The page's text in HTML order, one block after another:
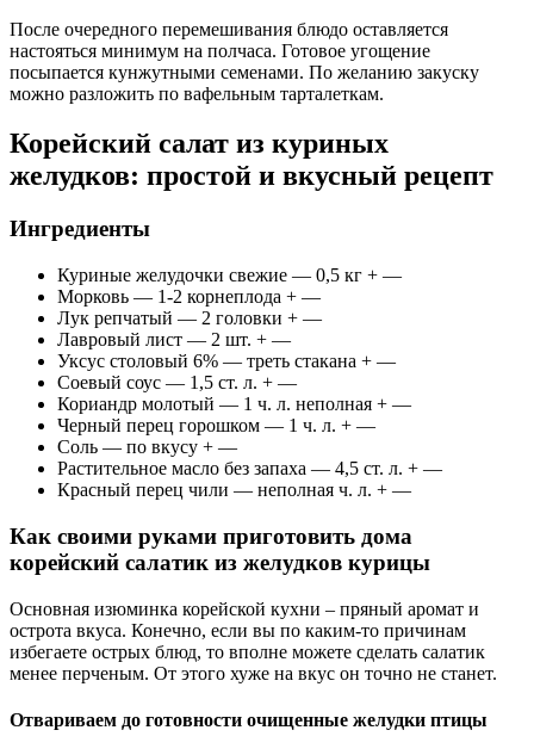
После очередного перемешивания блюдо оставляется
настояться минимум на полчаса. Готовое угощение
посыпается кунжутными семенами. По желанию закуску
можно разложить по вафельным тарталеткам.
Корейский салат из куриных
желудков: простой и вкусный рецепт
Ингредиенты
Куриные желудочки свежие — 0,5 кг + —
Морковь — 1-2 корнеплода + —
Лук репчатый — 2 головки + —
Лавровый лист — 2 шт. + —
Уксус столовый 6% — треть стакана + —
Соевый соус — 1,5 ст. л. + —
Кориандр молотый — 1 ч. л. неполная + —
Черный перец горошком — 1 ч. л. + —
Соль — по вкусу + —
Растительное масло без запаха — 4,5 ст. л. + —
Красный перец чили — неполная ч. л. + —
Как своими руками приготовить дома
корейский салатик из желудков курицы
Основная изюминка корейской кухни – пряный аромат и
острота вкуса. Конечно, если вы по каким-то причинам
избегаете острых блюд, то вполне можете сделать салатик
менее перченым. От этого хуже на вкус он точно не станет.
Отвариваем до готовности очищенные желудки птицы